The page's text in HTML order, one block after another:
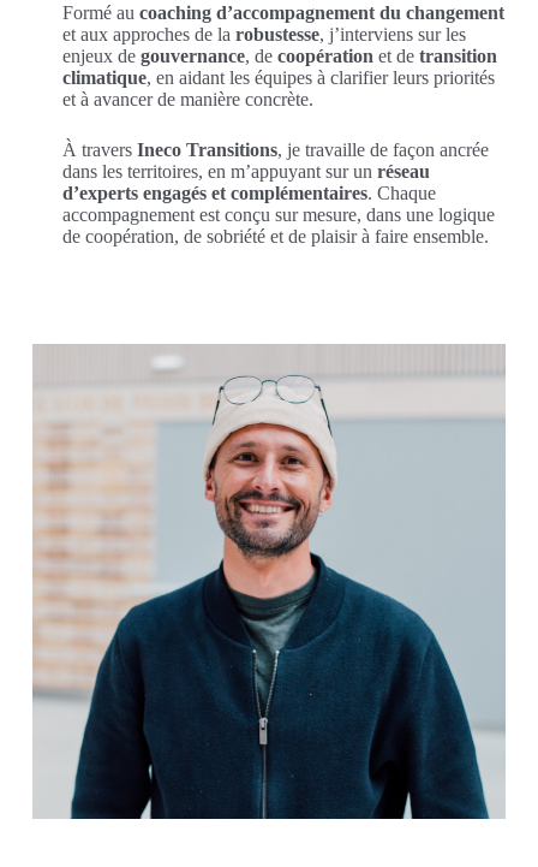
Formé au coaching d’accompagnement du changement
et aux approches de la robustesse, j’interviens sur les
enjeux de gouvernance, de coopération et de transition
climatique, en aidant les équipes à clarifier leurs priorités
et à avancer de manière concrète.
À travers Ineco Transitions, je travaille de façon ancrée
dans les territoires, en m’appuyant sur un réseau
d’experts engagés et complémentaires. Chaque
accompagnement est conçu sur mesure, dans une logique
de coopération, de sobriété et de plaisir à faire ensemble.